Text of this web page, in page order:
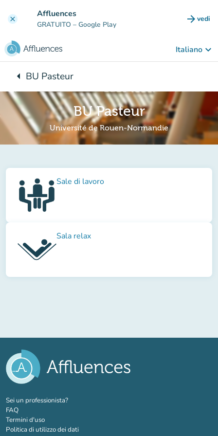
clear Affluences
GRATUITO – Google Play arrow_forward vedi
Italiano keyboard_arrow_down
arrow_leftTorna a:
BU Pasteur
BU Pasteur
Université de Rouen-Normandie
Sale di lavoro
Sala relax
Sei un professionista?(nuova scheda)
FAQ
Termini d'uso
Politica di utilizzo dei dati